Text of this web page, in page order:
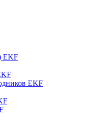
EKF
EKF